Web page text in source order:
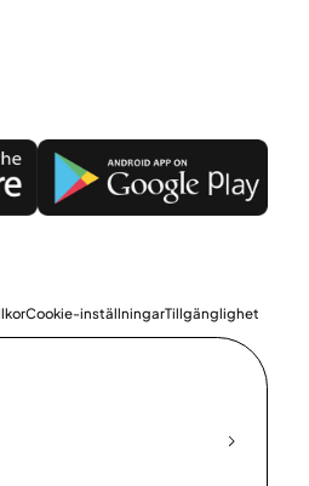
Cookie-inställningarTillgänglighet